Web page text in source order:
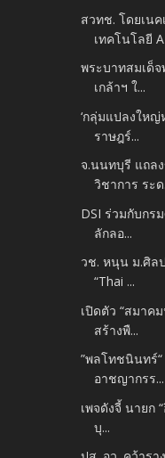
สวทช. โดยเน
เทคโนโลยี
พระบาทสมเด็
เกล้าฯ ใ...
‘กลุ่มแปลงใหญ่
ราษฎร์...
จ.นนทบุรี แถล
วิชาการ ระด
DSI ร่วมกับกร
ลักลอ...
วช. หนุน ม.ศิล
“Thai ...
เปิดตัว “สมาค
สร้างพื...
”พลโทชนินทร์
อาชญากรร...
เพจดังจี้ นายก
บุ...